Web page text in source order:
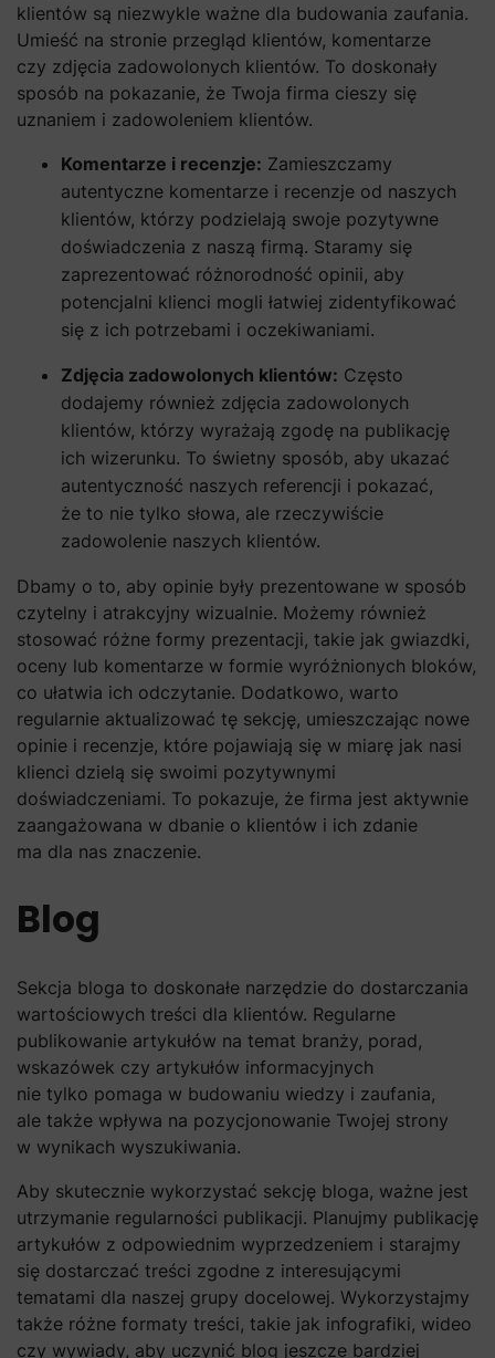
klientów są niezwykle ważne dla budowania zaufania.
Umieść na stronie przegląd klientów, komentarze
czy zdjęcia zadowolonych klientów. To doskonały
sposób na pokazanie, że Twoja firma cieszy się
uznaniem i zadowoleniem klientów.
Komentarze i recenzje: Zamieszczamy
autentyczne komentarze i recenzje od naszych
klientów, którzy podzielają swoje pozytywne
doświadczenia z naszą firmą. Staramy się
zaprezentować różnorodność opinii, aby
potencjalni klienci mogli łatwiej zidentyfikować
się z ich potrzebami i oczekiwaniami.
Zdjęcia zadowolonych klientów: Często
dodajemy również zdjęcia zadowolonych
klientów, którzy wyrażają zgodę na publikację
ich wizerunku. To świetny sposób, aby ukazać
autentyczność naszych referencji i pokazać,
że to nie tylko słowa, ale rzeczywiście
zadowolenie naszych klientów.
Dbamy o to, aby opinie były prezentowane w sposób
czytelny i atrakcyjny wizualnie. Możemy również
stosować różne formy prezentacji, takie jak gwiazdki,
oceny lub komentarze w formie wyróżnionych bloków,
co ułatwia ich odczytanie. Dodatkowo, warto
regularnie aktualizować tę sekcję, umieszczając nowe
opinie i recenzje, które pojawiają się w miarę jak nasi
klienci dzielą się swoimi pozytywnymi
doświadczeniami. To pokazuje, że firma jest aktywnie
zaangażowana w dbanie o klientów i ich zdanie
ma dla nas znaczenie.
Blog
Sekcja bloga to doskonałe narzędzie do dostarczania
wartościowych treści dla klientów. Regularne
publikowanie artykułów na temat branży, porad,
wskazówek czy artykułów informacyjnych
nie tylko pomaga w budowaniu wiedzy i zaufania,
ale także wpływa na pozycjonowanie Twojej strony
w wynikach wyszukiwania.
Aby skutecznie wykorzystać sekcję bloga, ważne jest
utrzymanie regularności publikacji. Planujmy publikację
artykułów z odpowiednim wyprzedzeniem i starajmy
się dostarczać treści zgodne z interesującymi
tematami dla naszej grupy docelowej. Wykorzystajmy
także różne formaty treści, takie jak infografiki, wideo
czy wywiady, aby uczynić blog jeszcze bardziej